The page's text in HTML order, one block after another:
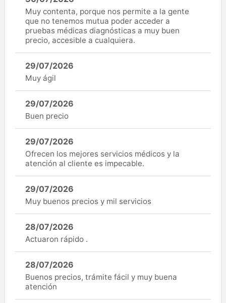
Muy contenta, porque nos permite a la gente
que no tenemos mutua poder acceder a
pruebas médicas diagnósticas a muy buen
precio, accesible a cualquiera.
29/07/2026
Muy ágil
29/07/2026
Buen precio
29/07/2026
Ofrecen los mejores servicios médicos y la
atención al cliente es impecable.
29/07/2026
Muy buenos precios y mil servicios
28/07/2026
Actuaron rápido .
28/07/2026
Buenos precios, trámite fácil y muy buena
atención